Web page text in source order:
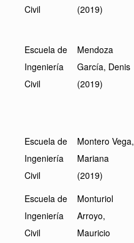
Civil
(2019)
Escuela de
Ingeniería
Civil
Mendoza
García, Denis
(2019)
Escuela de
Ingeniería
Civil
Montero Vega,
Mariana
(2019)
Escuela de
Ingeniería
Civil
Monturiol
Arroyo,
Mauricio